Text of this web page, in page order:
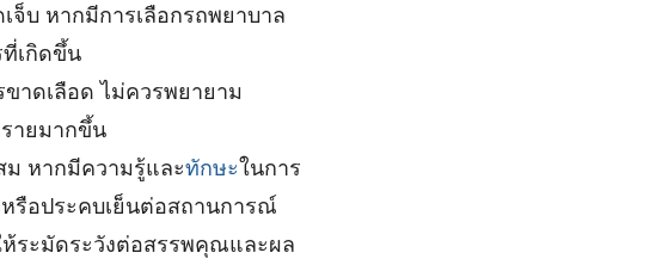
บ หากมีการเลือกรถพยาบาล
เกิดขึ้น
าดเลือด ไม่ควรพยายาม
ายมากขึ้น
ม หากมีความรู้และทักษะในการ
รือประคบเย็นต่อสถานการณ์
ระมัดระวังต่อสรรพคุณและผล